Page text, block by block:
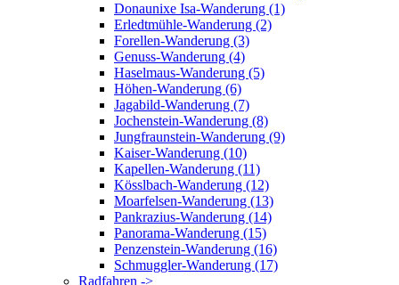
Donaunixe Isa-Wanderung (1)
Erledtmühle-Wanderung (2)
Forellen-Wanderung (3)
Genuss-Wanderung (4)
Haselmaus-Wanderung (5)
Höhen-Wanderung (6)
Jagabild-Wanderung (7)
Jochenstein-Wanderung (8)
Jungfraunstein-Wanderung (9)
Kaiser-Wanderung (10)
Kapellen-Wanderung (11)
Kösslbach-Wanderung (12)
Moarfelsen-Wanderung (13)
Pankrazius-Wanderung (14)
Panorama-Wanderung (15)
Penzenstein-Wanderung (16)
Schmuggler-Wanderung (17)
Radfahren ->